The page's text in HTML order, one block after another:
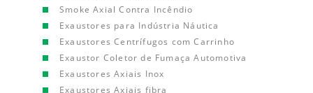
Smoke Axial Contra Incêndio
Exaustores para Indústria Náutica
Exaustores Centrífugos com Carrinho
Exaustor Coletor de Fumaça Automotiva
Exaustores Axiais Inox
Exaustores Axiais fibra